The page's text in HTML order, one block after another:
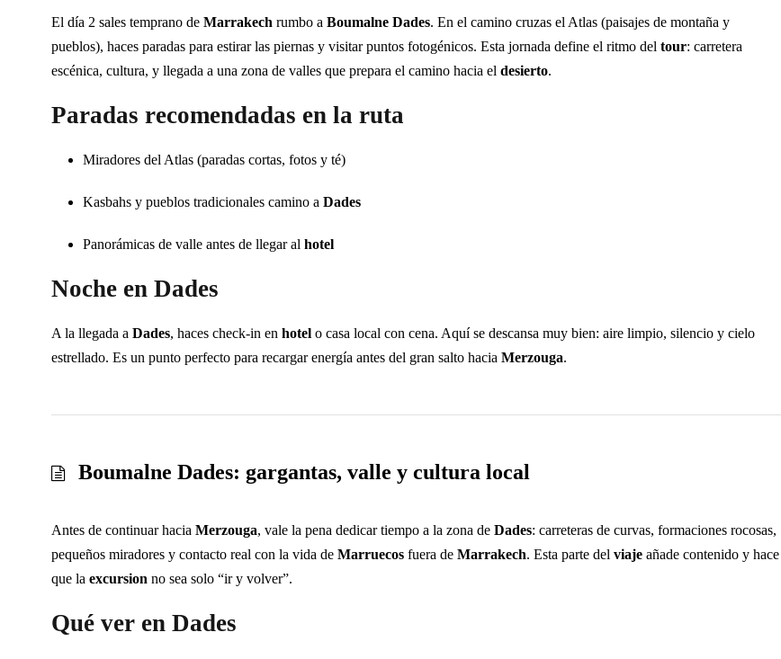
El día 2 sales temprano de Marrakech rumbo a Boumalne Dades. En el camino cruzas el Atlas (paisajes de montaña y
pueblos), haces paradas para estirar las piernas y visitar puntos fotogénicos. Esta jornada define el ritmo del tour: carretera
escénica, cultura, y llegada a una zona de valles que prepara el camino hacia el desierto.
Paradas recomendadas en la ruta
Miradores del Atlas (paradas cortas, fotos y té)
Kasbahs y pueblos tradicionales camino a Dades
Panorámicas de valle antes de llegar al hotel
Noche en Dades
A la llegada a Dades, haces check-in en hotel o casa local con cena. Aquí se descansa muy bien: aire limpio, silencio y cielo
estrellado. Es un punto perfecto para recargar energía antes del gran salto hacia Merzouga.
Boumalne Dades: gargantas, valle y cultura local
Antes de continuar hacia Merzouga, vale la pena dedicar tiempo a la zona de Dades: carreteras de curvas, formaciones rocosas,
pequeños miradores y contacto real con la vida de Marruecos fuera de Marrakech. Esta parte del viaje añade contenido y hace
que la excursion no sea solo “ir y volver”.
Qué ver en Dades